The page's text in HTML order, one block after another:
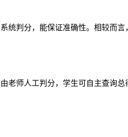
判分，能保证准确性。相较而
老师人工判分，学生可自主查询总